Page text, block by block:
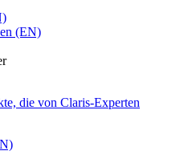
(EN)
die von Claris-Experten